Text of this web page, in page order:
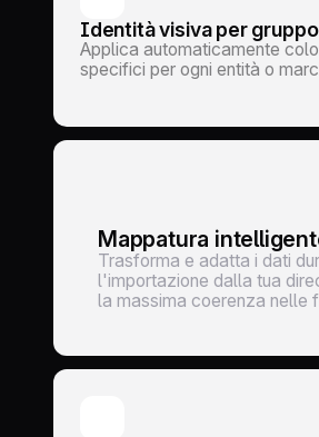
Identità visiva per gruppo
Applica automaticamente
specifici per ogni entità o
Mappatura
Trasforma e adatta i dati
l'importazione dalla tua
la massima coerenza nelle